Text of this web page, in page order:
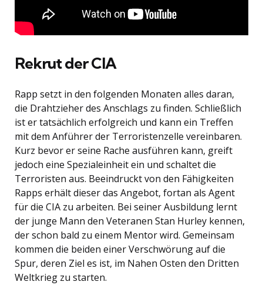
Rekrut der CIA
Rapp setzt in den folgenden Monaten alles daran,
die Drahtzieher des Anschlags zu finden. Schließlich
ist er tatsächlich erfolgreich und kann ein Treffen
mit dem Anführer der Terroristenzelle vereinbaren.
Kurz bevor er seine Rache ausführen kann, greift
jedoch eine Spezialeinheit ein und schaltet die
Terroristen aus. Beeindruckt von den Fähigkeiten
Rapps erhält dieser das Angebot, fortan als Agent
für die CIA zu arbeiten. Bei seiner Ausbildung lernt
der junge Mann den Veteranen Stan Hurley kennen,
der schon bald zu einem Mentor wird. Gemeinsam
kommen die beiden einer Verschwörung auf die
Spur, deren Ziel es ist, im Nahen Osten den Dritten
Weltkrieg zu starten.